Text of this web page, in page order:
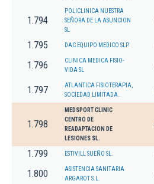
1.794
POLICLINICA NUESTRA
SEÑORA DE LA ASUNCION
SL
1.795 DAC EQUIPO MEDICO SLP.
1.796
CLINICA MEDICA FISIO-
VIDA SL
1.797
ATLANTICA FISIOTERAPIA,
SOCIEDAD LIMITADA.
1.798
MEDSPORT CLINIC
CENTRO DE
READAPTACION DE
LESIONES SL.
1.799 ESTIVILL SUEÑO SL.
1.800
ASISTENCIA SANITARIA
ARGAROT S.L.